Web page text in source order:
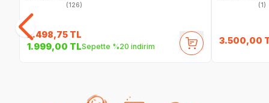
(126)
2.498,75 TL
1.999,00 TLSepette %20 indirim
(1)
3.500,00